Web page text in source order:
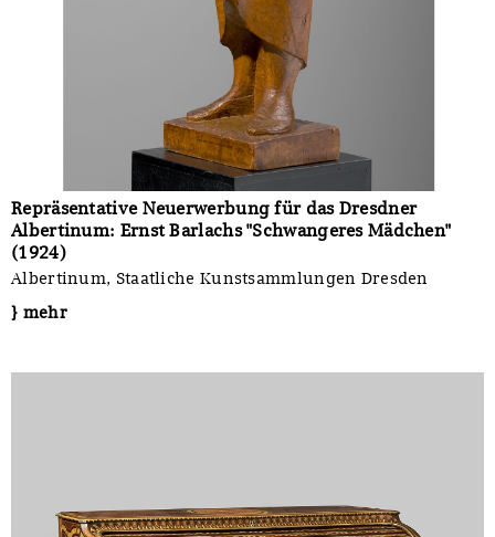
Repräsentative Neuerwerbung für das Dresdner
Albertinum: Ernst Barlachs "Schwangeres Mädchen"
(1924)
Albertinum, Staatliche Kunstsammlungen Dresden
} mehr